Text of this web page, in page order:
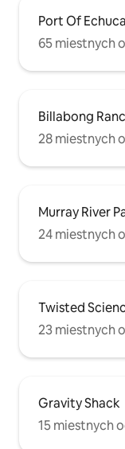
Port Of
65 miestnych
Billabong
28 miestnych
Murray River
24 miestnych
Twisted
23 miestnych
Gravity Shack
15 miestnych